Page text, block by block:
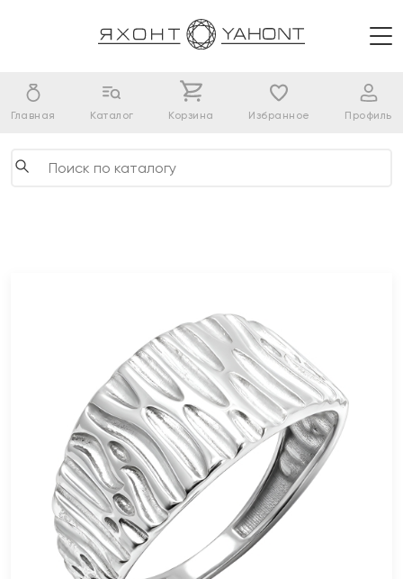
Главная Каталог Корзина Избранное Профиль